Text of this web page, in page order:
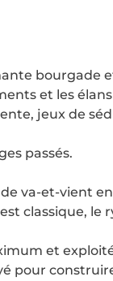
bourgade
et les
jeux de
passés.
va-et-vient
classique, le
et exploité
pour